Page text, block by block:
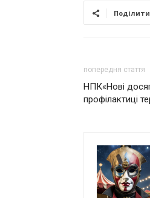
попередня стаття
НПК«Нові
профілактиці